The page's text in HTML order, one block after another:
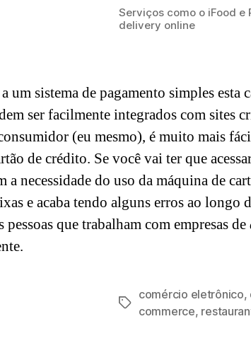
Serviços como o iFood e
delivery online
um sistema de pagamento simples
ser facilmente integrados com sites
(eu mesmo), é muito mais
de crédito. Se você vai ter que
a necessidade do uso da máquina de
e acaba tendo alguns erros ao longo
que trabalham com empresas de
Tags
comércio eletrônico,
commerce,